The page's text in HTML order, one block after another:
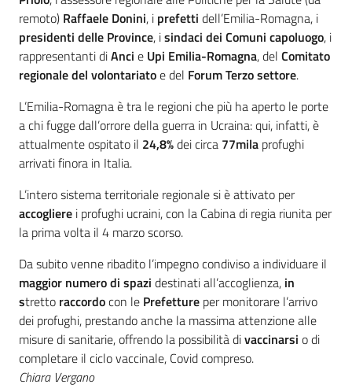
remoto) Raffaele Donini, i prefetti dell’Emilia-Romagna, i
presidenti delle Province, isindaci dei Comuni capoluogo, i
rappresentanti diAnci e Upi Emilia-Romagna, del Comitato
regionale del volontariatoe del Forum Terzo settore.
L’Emilia-Romagna è tra le regioni che più ha aperto le porte
a chi fugge dall’orrore della guerra in Ucraina: qui, infatti, è
attualmente ospitato il 24,8%dei circa 77mila profughi
arrivati finora in Italia.
L’intero sistema territoriale regionale si è attivato per
accogliere i profughi ucraini, con la Cabina di regia riunita per
la prima volta il 4 marzo scorso.
Da subito venne ribadito l’impegno condiviso a individuare il
maggior numero di spazi destinati all’accoglienza, in
stretto raccordocon le Prefetture per monitorare l’arrivo
dei profughi, prestando anche la massima attenzione alle
misure di sanitarie, offrendo la possibilità divaccinarsi o di
completare il ciclo vaccinale, Covid compreso.
Chiara Vergano